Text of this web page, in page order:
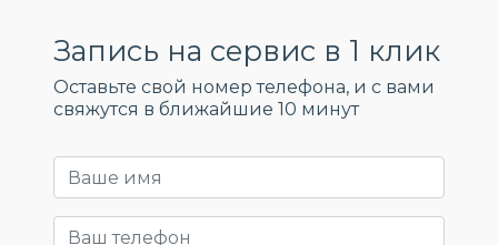
Запись на сервис в 1 клик
Оставьте свой номер телефона, и c вами
свяжутся в ближайшие 10 минут